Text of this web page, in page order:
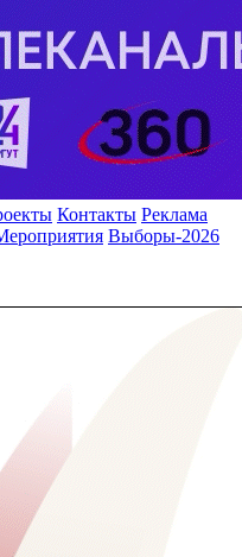
Контакты Реклама
Выборы-2026